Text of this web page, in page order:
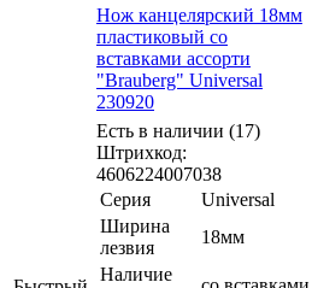
Нож канцелярский 18мм
пластиковый со
вставками ассорти
"Brauberg" Universal
230920
Есть в наличии (17)
Штрихкод:
4606224007038
Серия
Universal
Ширина
лезвия
18мм
Наличие